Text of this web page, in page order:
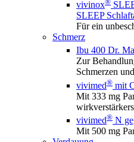
vivinox
SLEEP
Für ein
Schmerz
Ibu 400 Dr.
Zur
Schmerzen
vivimed® mit
Mit 333 mg
vivimed® N
Mit 500 mg